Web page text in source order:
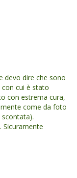
devo dire che sono
cui è stato
con estrema cura,
come da foto
Sicuramente